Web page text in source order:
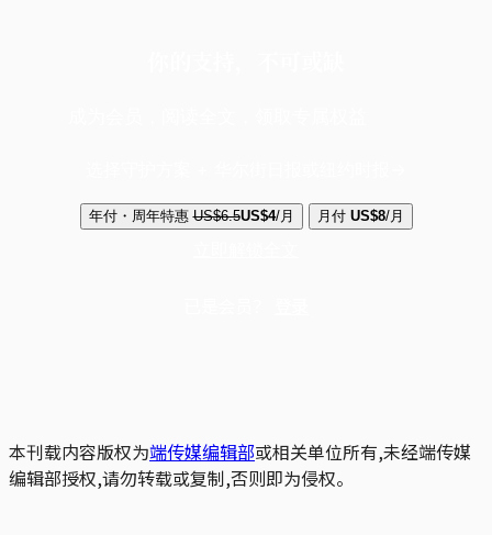
年付・周年特惠 US$6.5US$4/月 月付 US$8/月
本刊载内容版权为端传媒编辑部或相关单位所有,未经端传媒
编辑部授权,请勿转载或复制,否则即为侵权。